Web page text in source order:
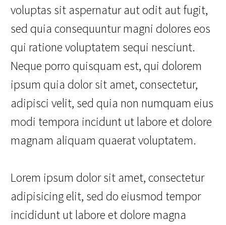
voluptas sit aspernatur aut odit aut fugit,
sed quia consequuntur magni dolores eos
qui ratione voluptatem sequi nesciunt.
Neque porro quisquam est, qui dolorem
ipsum quia dolor sit amet, consectetur,
adipisci velit, sed quia non numquam eius
modi tempora incidunt ut labore et dolore
magnam aliquam quaerat voluptatem.
Lorem ipsum dolor sit amet, consectetur
adipisicing elit, sed do eiusmod tempor
incididunt ut labore et dolore magna